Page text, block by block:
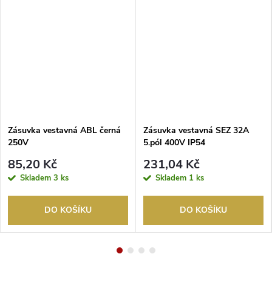
Zásuvka vestavná ABL černá
250V
85,20 Kč
Skladem 3 ks
DO KOŠÍKU
Zásuvka vestavná SEZ 32A
5.pól 400V IP54
231,04 Kč
Skladem 1 ks
DO KOŠÍKU